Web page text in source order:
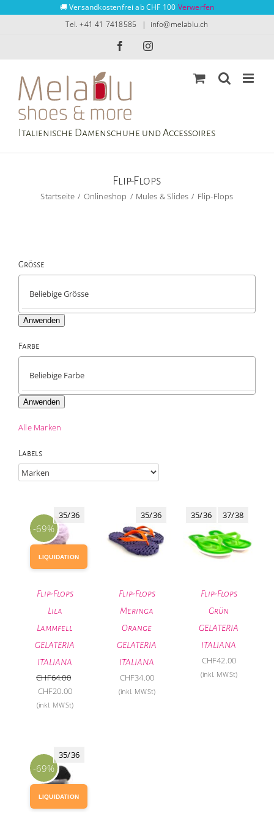
🚚 Versandkostenfrei ab CHF 100 Verwerfen
Tel. +41 41 7418585 | info@melablu.ch
FacebookInstagram
Italienische Damenschuhe und Accessoires
Flip-Flops
Startseite Onlineshop Mules & Slides Flip-Flops
-69%
LIQUIDATION
Flip-Flops
Lila
Lammfell
GELATERIA
ITALIANA
35/36
CHF64.00
Ursprünglicher
Preis
CHF20.00Aktueller
Preis
(inkl. MWSt)
Flip-Flops
Meringa
Orange
GELATERIA
ITALIANA
35/36
CHF34.00
(inkl. MWSt)
Flip-Flops
Grün
GELATERIA
ITALIANA
35/36 37/38
CHF42.00
(inkl. MWSt)
-69%
LIQUIDATION
35/36
Grösse
Anwenden
Farbe
Anwenden
Alle Marken
Labels